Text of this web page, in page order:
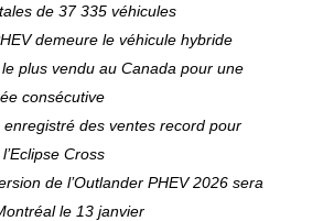
de 37 335 véhicules
demeure le véhicule hybride
plus vendu au Canada pour une
consécutive
enregistré des ventes record pour
Cross
de l’Outlander PHEV 2026 sera
le 13 janvier